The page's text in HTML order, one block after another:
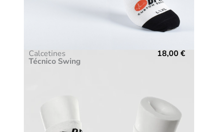
Calcetines
Técnico Swing
18,00 €